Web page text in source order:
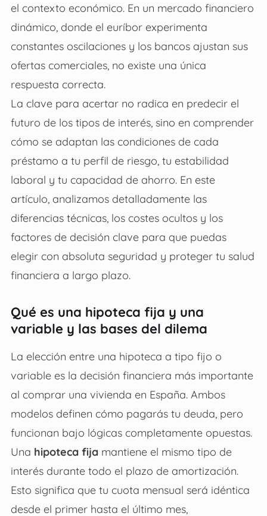
el contexto económico. En un mercado financiero
dinámico, donde el euríbor experimenta
constantes oscilaciones y los bancos ajustan sus
ofertas comerciales, no existe una única
respuesta correcta.
La clave para acertar no radica en predecir el
futuro de los tipos de interés, sino en comprender
cómo se adaptan las condiciones de cada
préstamo a tu perfil de riesgo, tu estabilidad
laboral y tu capacidad de ahorro. En este
artículo, analizamos detalladamente las
diferencias técnicas, los costes ocultos y los
factores de decisión clave para que puedas
elegir con absoluta seguridad y proteger tu salud
financiera a largo plazo.
Qué es una hipoteca fija y una
variable y las bases del dilema
La elección entre una hipoteca a tipo fijo o
variable es la decisión financiera más importante
al comprar una vivienda en España. Ambos
modelos definen cómo pagarás tu deuda, pero
funcionan bajo lógicas completamente opuestas.
Una hipoteca fijamantiene el mismo tipo de
interés durante todo el plazo de amortización.
Esto significa que tu cuota mensual será idéntica
desde el primer hasta el último mes,